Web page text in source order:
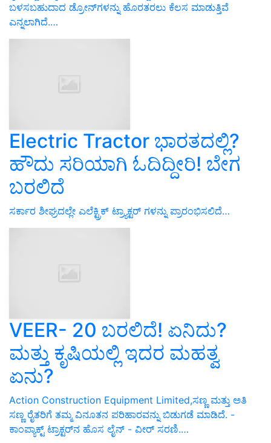
ಬಳಸಬಹುದಾದ ಡ್ರೋನ್‌ಗಳನ್ನು ಹೊರತರಲು ಕೆಲಸ ಮಾಡುತ್ತಿವೆ
ಎನ್ನಲಾಗಿದೆ.…
Electric Tractor ಭಾರತದಲ್ಲಿ?
ಹೌದು ಸರಿಯಾಗಿ ಓದಿದ್ದೀರಿ! ಬೇಗ
ಬರಲಿದೆ
ಸರ್ಕಾರ ಶೀಘ್ರದಲ್ಲೇ ಎಲೆಕ್ಟ್ರಿಕ್ ಟ್ರ್ಯಾಕ್ಟರ್ ಗಳನ್ನು ಪ್ರಾರಂಭಿಸಲಿದೆ…
VEER- 20 ಬರಲಿದೆ! ಏನಿದು?
ಮತ್ತು ಕೃಷಿಯಲ್ಲಿ ಇದರ ಮಹತ್ವ
ಏನು?
Action Construction Equipment Limited,ಸಣ್ಣ ಮತ್ತು ಅತಿ
ಸಣ್ಣ ರೈತರಿಗೆ ತಮ್ಮ ವಿನೂತನ ಪರಿಹಾರವನ್ನು ಬಿಡುಗಡೆ ಮಾಡಿದೆ. -
ಕಾಂಪ್ಯಾಕ್ಟ್ ಟ್ರಾಕ್ಟರ್‌ನ ಹೊಸ ಲೈನ್ - ವೀರ್ ಸರಣಿ.…